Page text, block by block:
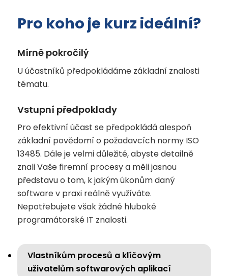
Pro koho je kurz ideální?
Mírně pokročilý
U účastníků předpokládáme základní znalosti
tématu.
Vstupní předpoklady
Pro efektivní účast se předpokládá alespoň
základní povědomí o požadavcích normy ISO
13485. Dále je velmi důležité, abyste detailně
znali Vaše firemní procesy a měli jasnou
představu o tom, k jakým úkonům daný
software v praxi reálně využíváte.
Nepotřebujete však žádné hluboké
programátorské IT znalosti.
Vlastníkům procesů a klíčovým
uživatelům softwarových aplikací